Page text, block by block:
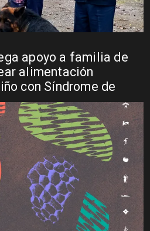
apoyo a familia de
alimentación
con Síndrome de